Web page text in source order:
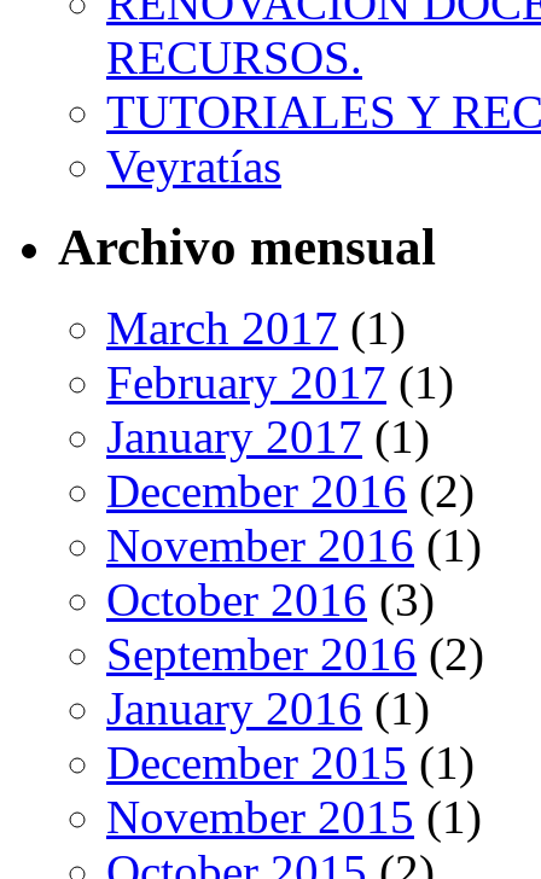
RECURSOS.
TUTORIALES Y
Veyratías
Archivo mensual
March 2017 (1)
February 2017 (1)
January 2017 (1)
December 2016 (2)
November 2016 (1)
October 2016 (3)
September 2016 (2)
January 2016 (1)
December 2015 (1)
November 2015 (1)